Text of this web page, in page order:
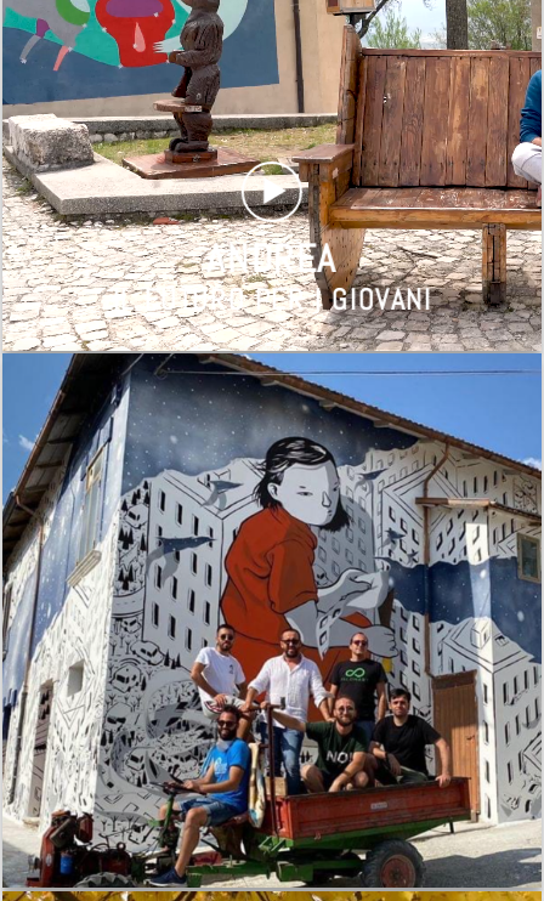
ANDREA
IL FUTURO PER I GIOVANI